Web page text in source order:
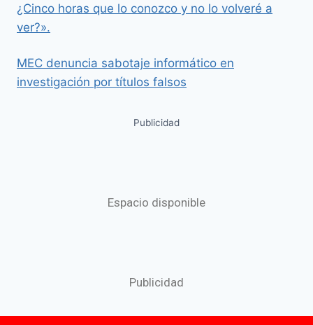
¿Cinco horas que lo conozco y no lo volveré a
ver?».
MEC denuncia sabotaje informático en
investigación por títulos falsos
Publicidad
Espacio disponible
Publicidad